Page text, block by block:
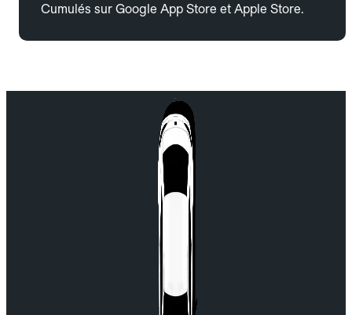
Cumulés sur Google App Store et Apple Store.